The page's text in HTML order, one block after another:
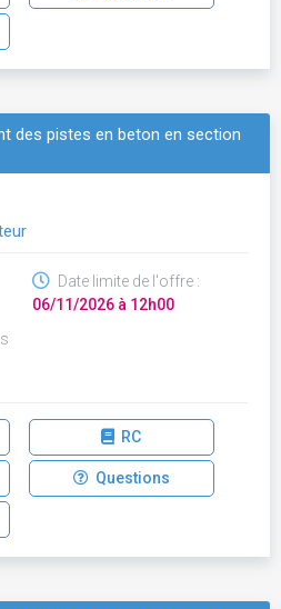
des pistes en beton en section
Date limite de l'offre :
06/11/2026 à 12h00
RC
Questions